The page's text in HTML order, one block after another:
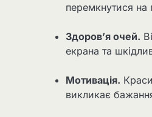
перемкнутися на
Здоров’я очей.
екрана та
Мотивація.
викликає